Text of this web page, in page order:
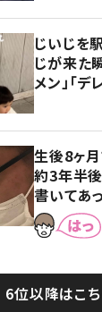
じいじを
じが来た
メン」「デ
生後8ヶ
約3年半
書いてあ
6位以降はこ